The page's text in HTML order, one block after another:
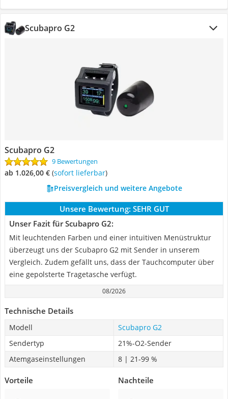
Scubapro G2
Scubapro G2
9 Bewertungen
ab 1.026,00 € ( Sofort lieferbar)
Preisvergleich und weitere Angebote
Unsere Bewertung: SEHR GUT
Unser Fazit für Scubapro G2:
Mit leuchtenden Farben und einer intuitiven Menüstruktur
überzeugt uns der Scubapro G2 mit Sender in unserem
Vergleich. Zudem gefällt uns, dass der Tauchcomputer über
eine gepolsterte Tragetasche verfügt.
08/2026
Technische Details
Modell
Scubapro G2
Sendertyp
21%-O2-Sender
Atemgaseinstellungen
8 | 21-99 %
Vorteile Nachteile